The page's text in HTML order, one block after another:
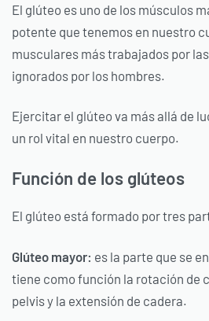
El glúteo es uno de los músculos
potente que tenemos en nuestro
musculares más trabajados por
ignorados por los hombres.
Ejercitar el glúteo va más allá de
un rol vital en nuestro cuerpo.
Función de los glúteos
El glúteo está formado por tres
Glúteo mayor: es la parte que se
tiene como función la rotación de
pelvis y la extensión de cadera.